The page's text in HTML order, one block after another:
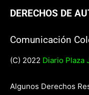
DERECHOS DE
Comunicación
(C) 2022 Diario Plaza
Algunos Derechos